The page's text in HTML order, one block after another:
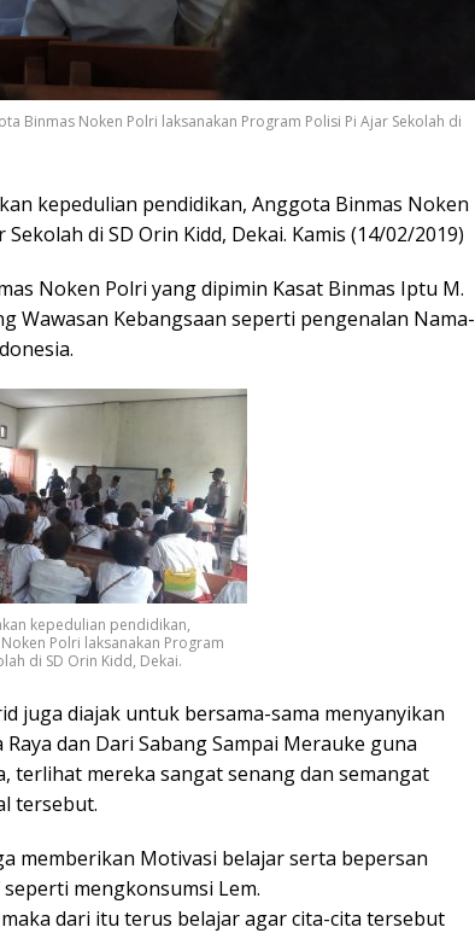
Binmas Noken Polri laksanakan Program Polisi Pi Ajar Sekolah di
kepedulian pendidikan, Anggota Binmas Noken
di SD Orin Kidd, Dekai. Kamis (14/02/2019)
Noken Polri yang dipimin Kasat Binmas Iptu M.
Wawasan Kebangsaan seperti pengenalan Nama-
kepedulian pendidikan,
Polri laksanakan Program
di SD Orin Kidd, Dekai.
juga diajak untuk bersama-sama menyanyikan
dan Dari Sabang Sampai Merauke guna
terlihat mereka sangat senang dan semangat
tersebut.
memberikan Motivasi belajar serta bepersan
mengkonsumsi Lem.
dari itu terus belajar agar cita-cita tersebut